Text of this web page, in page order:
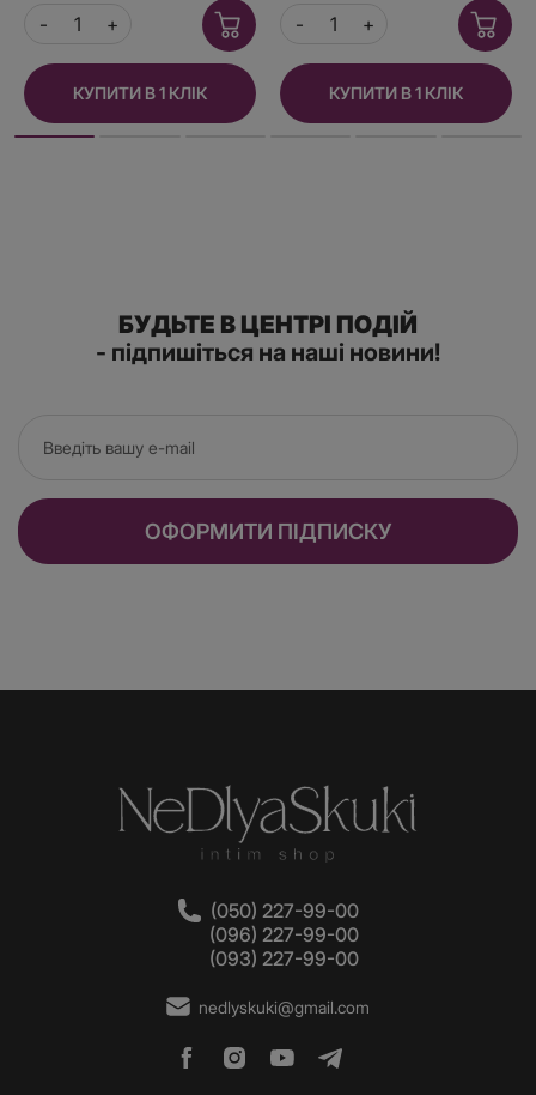
КУПИТИ В 1 КЛІК КУПИТИ В 1 КЛІК
БУДЬТЕ В ЦЕНТРІ ПОДІЙ
- підпишіться на наші новини!
ОФОРМИТИ ПІДПИСКУ
(050) 227-99-00
(096) 227-99-00
(093) 227-99-00
nedlyskuki@gmail.com